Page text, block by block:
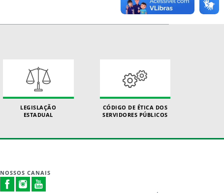
LEGISLAÇÃO
ESTADUAL
CÓDIGO DE ÉTICA DOS
SERVIDORES PÚBLICOS
NOSSOS CANAIS